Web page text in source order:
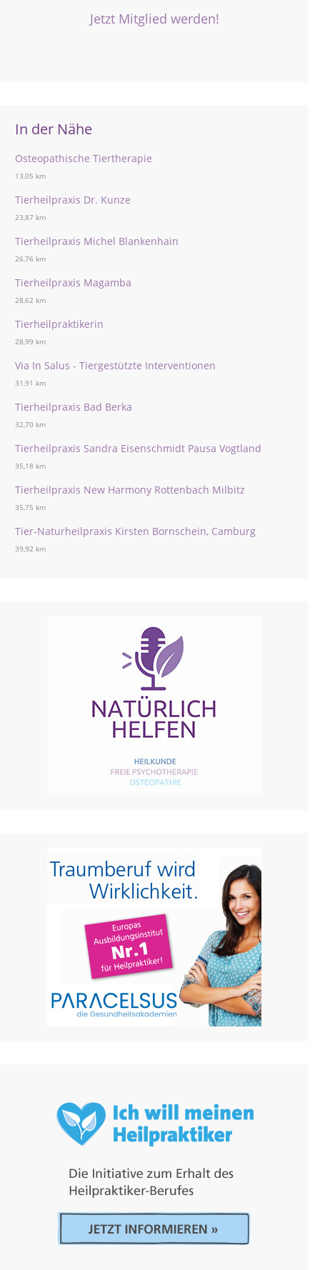
Jetzt Mitglied werden!
In der Nähe
Osteopathische Tiertherapie
13,05 km
Tierheilpraxis Dr. Kunze
23,87 km
Tierheilpraxis Michel Blankenhain
26,76 km
Tierheilpraxis Magamba
28,62 km
Tierheilpraktikerin
28,99 km
Via In Salus - Tiergestützte Interventionen
31,91 km
Tierheilpraxis Bad Berka
32,70 km
Tierheilpraxis Sandra Eisenschmidt Pausa Vogtland
35,18 km
Tierheilpraxis New Harmony Rottenbach Milbitz
35,75 km
Tier-Naturheilpraxis Kirsten Bornschein, Camburg
39,92 km